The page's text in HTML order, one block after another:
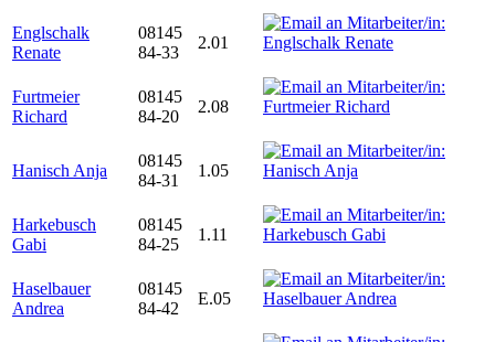
Englschalk
Renate
08145
84-33
2.01
Furtmeier
Richard
08145
84-20
2.08
Hanisch Anja
08145
84-31
1.05
Harkebusch
Gabi
08145
84-25
1.11
Haselbauer
Andrea
08145
84-42
E.05